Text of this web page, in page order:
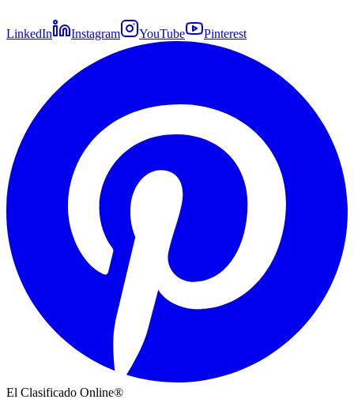
LinkedIn Instagram YouTube Pinterest
El Clasificado Online®